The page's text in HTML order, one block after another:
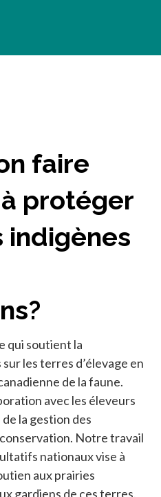
faire
protéger
indigènes
qui soutient la
les terres d’élevage en
de la faune.
avec les éleveurs
la gestion des
Notre travail
nationaux vise à
aux prairies
gardiens de ces terres.